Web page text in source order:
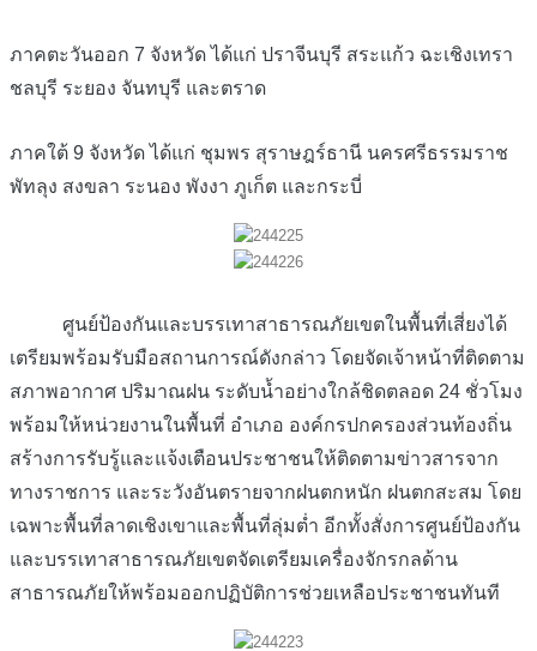
ภาคตะวันออก 7 จังหวัด ได้แก่ ปราจีนบุรี สระแก้ว ฉะเชิงเทรา
ชลบุรี ระยอง จันทบุรี และตราด
ภาคใต้ 9 จังหวัด ได้แก่ ชุมพร สุราษฎร์ธานี นครศรีธรรมราช
พัทลุง สงขลา ระนอง พังงา ภูเก็ต และกระบี่
ศูนย์ป้องกันและบรรเทาสาธารณภัยเขตในพื้นที่เสี่ยงได้
เตรียมพร้อมรับมือสถานการณ์ดังกล่าว โดยจัดเจ้าหน้าที่ติดตาม
สภาพอากาศ ปริมาณฝน ระดับน้ำอย่างใกล้ชิดตลอด 24 ชั่วโมง
พร้อมให้หน่วยงานในพื้นที่ อำเภอ องค์กรปกครองส่วนท้องถิ่น
สร้างการรับรู้และแจ้งเตือนประชาชนให้ติดตามข่าวสารจาก
ทางราชการ และระวังอันตรายจากฝนตกหนัก ฝนตกสะสม โดย
เฉพาะพื้นที่ลาดเชิงเขาและพื้นที่ลุ่มต่ำ อีกทั้งสั่งการศูนย์ป้องกัน
และบรรเทาสาธารณภัยเขตจัดเตรียมเครื่องจักรกลด้าน
สาธารณภัยให้พร้อมออกปฏิบัติการช่วยเหลือประชาชนทันที